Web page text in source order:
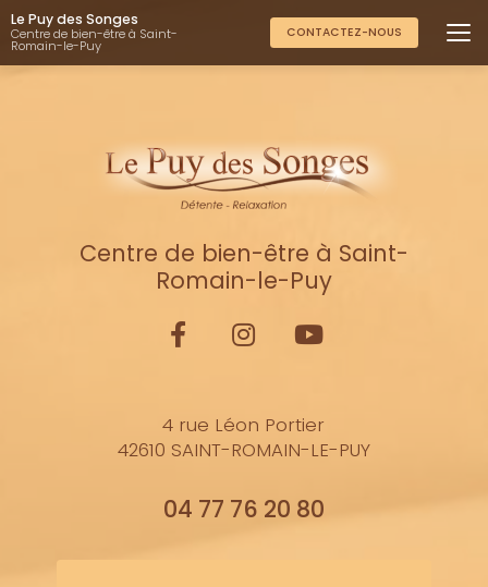
Aller
au
contenu
principal
Le Puy des Songes
Centre de bien-être à Saint-
Romain-le-Puy
CONTACTEZ-NOUS
Centre de bien-être à Saint-
Romain-le-Puy
4 rue Léon Portier
42610 SAINT-ROMAIN-LE-PUY
04 77 76 20 80